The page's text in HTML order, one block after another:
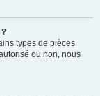
types de pièces
ou non, nous